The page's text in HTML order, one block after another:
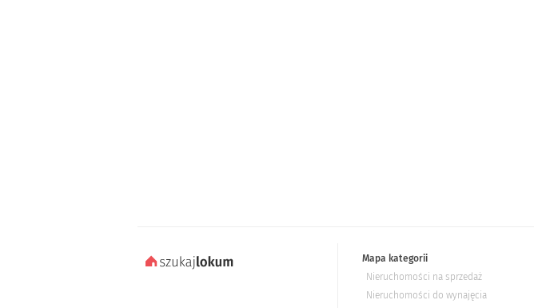
Mapa kategorii
Nieruchomości na sprzedaż
Nieruchomości do wynajęcia